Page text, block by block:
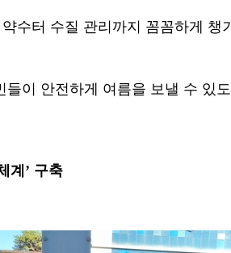
약수터 수질 관리까지 꼼꼼하게 챙
들이 안전하게 여름을 보낼 수 있
계 ’ 구축